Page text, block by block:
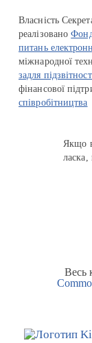
Власність
реалізовано
питань
міжнародної
задля
фінансової
співробітництва
Якщо
Весь